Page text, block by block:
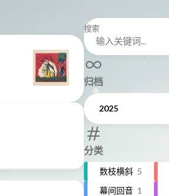
搜索
归档
2025
分类
数枝横斜 5
幕间回音 1